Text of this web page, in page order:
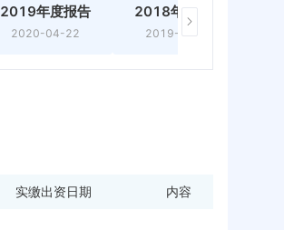
2019年度报告
2020-04-22
2018年度报告
2019-05-14
实缴出资日期 内容